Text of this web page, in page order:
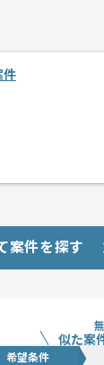
件
案件を探す
似た案
希望条件